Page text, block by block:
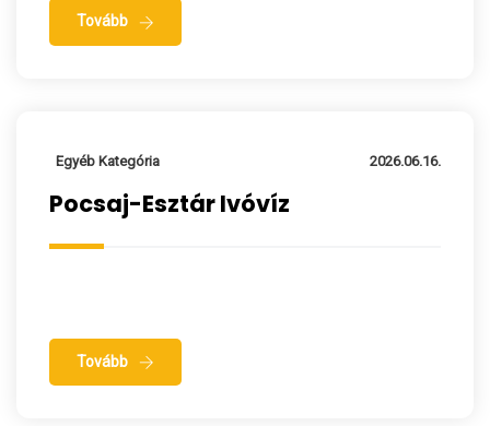
Tovább
Egyéb Kategória 2026.06.16.
Pocsaj-Esztár Ivóvíz
Tovább